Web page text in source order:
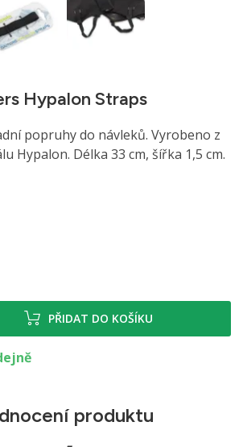
Hypalon Straps
popruhy do návleků. Vyrobeno z
Hypalon. Délka 33 cm, šířka 1,5 cm.
PŘIDAT DO KOŠÍKU
produktu